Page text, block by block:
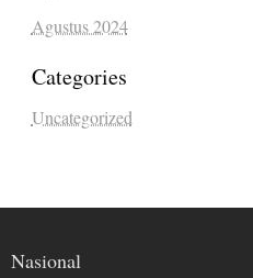
Agustus 2024
Categories
Uncategorized
Nasional